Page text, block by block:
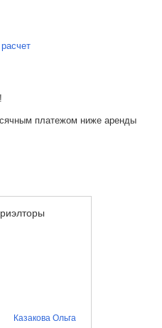
платежом ниже аренды
Казакова Ольга